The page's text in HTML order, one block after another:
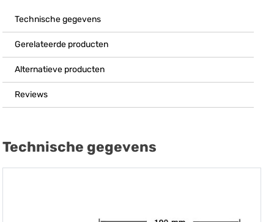
Technische gegevens
Gerelateerde producten
Alternatieve producten
Reviews
Technische gegevens